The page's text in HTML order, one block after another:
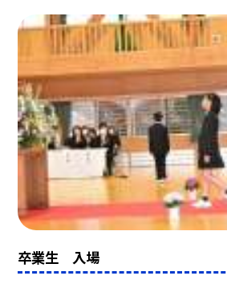
卒業生 入場